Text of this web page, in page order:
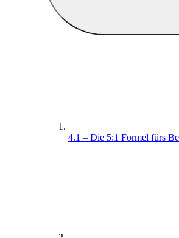
4.1 – Die 5:1 Formel fürs